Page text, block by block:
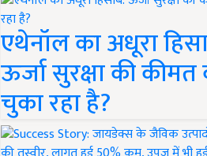
एथेनॉल का अधूरा
ऊर्जा सुरक्षा की
चुका रहा है?